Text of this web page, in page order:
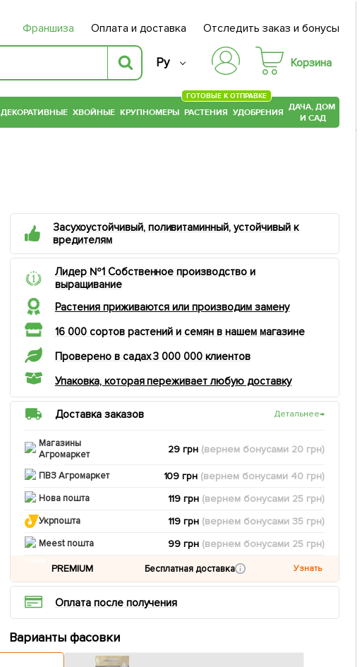
Франшиза Оплата и доставка Отследить заказ и бонусы
Ру Корзина
ДЕКОРАТИВНЫЕ ХВОЙНЫЕ КРУПНОМЕРЫ РАСТЕНИЯ
ГОТОВЫЕ К ОТПРАВКЕ
УДОБРЕНИЯ ДАЧА, ДОМ
И САД
Засухоустойчивый, поливитаминный, устойчивый к
вредителям
Лидер №1 Собственное производство и
выращивание
Растения приживаются или производим замену
16 000 сортов растений и семян в нашем магазине
Проверено в садах 3 000 000 клиентов
Упаковка, которая переживает любую доставку
Доставка заказов Детальнее→
Магазины
Агромаркет
29 грн (вернем бонусами 20 грн)
ПВЗ Агромаркет 109 грн (вернем бонусами 40 грн)
Нова пошта 119 грн (вернем бонусами 25 грн)
Укрпошта 119 грн (вернем бонусами35 грн)
Meest пошта 99 грн (вернем бонусами 25 грн)
PREMIUM Бесплатная доставка Узнать
Оплата после получения
Варианты фасовки